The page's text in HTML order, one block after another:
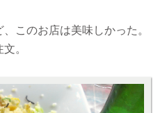
このお店は美味しかった。
。